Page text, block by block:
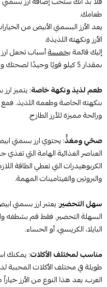
طعامك.
يعد الأرز البسمتي الأبيض من
الأرز ونكهته اللذيذة.
إليك قائمةبخمسةأسباب تجعل
بمقدار 5 كيلو قويًا وجيدًا لصحتك ومتعتك الغذائية.
طعم لذيذ ونكهة خاصة: يتميز
بنكهته الخاصة وطعمه اللذيذ.
ورائحة مميزة للأرز الطازج.
صحّي ومغذٍّ: يحتوي ارز بسمتي
العناصر الغذائية الهامة التي
الكربوهيدرات التي تعطي الطاقة
والبروتين والفيتامينات المهمة.
سهل التحضير: يعتبر ارز بسمتي
السهلة التحضير. فقط قم بشطفه
البايلا، الكريسبي، أو الحساء.
مناسب لمختلف الأكلات: يمكنك
طويلة في مختلف الأكلات
الغرب، يعد هذا النوع من الأرز